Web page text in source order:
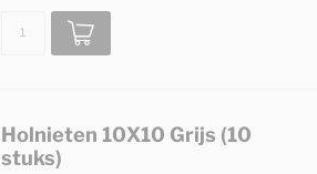
Holnieten 10X10 Grijs (10
stuks)